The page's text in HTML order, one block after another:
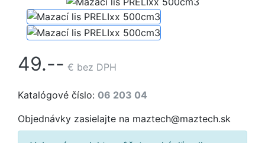
49.-- € bez DPH
Katalógové číslo: 06 203 04
Objednávky zasielajte na maztech@maztech.sk